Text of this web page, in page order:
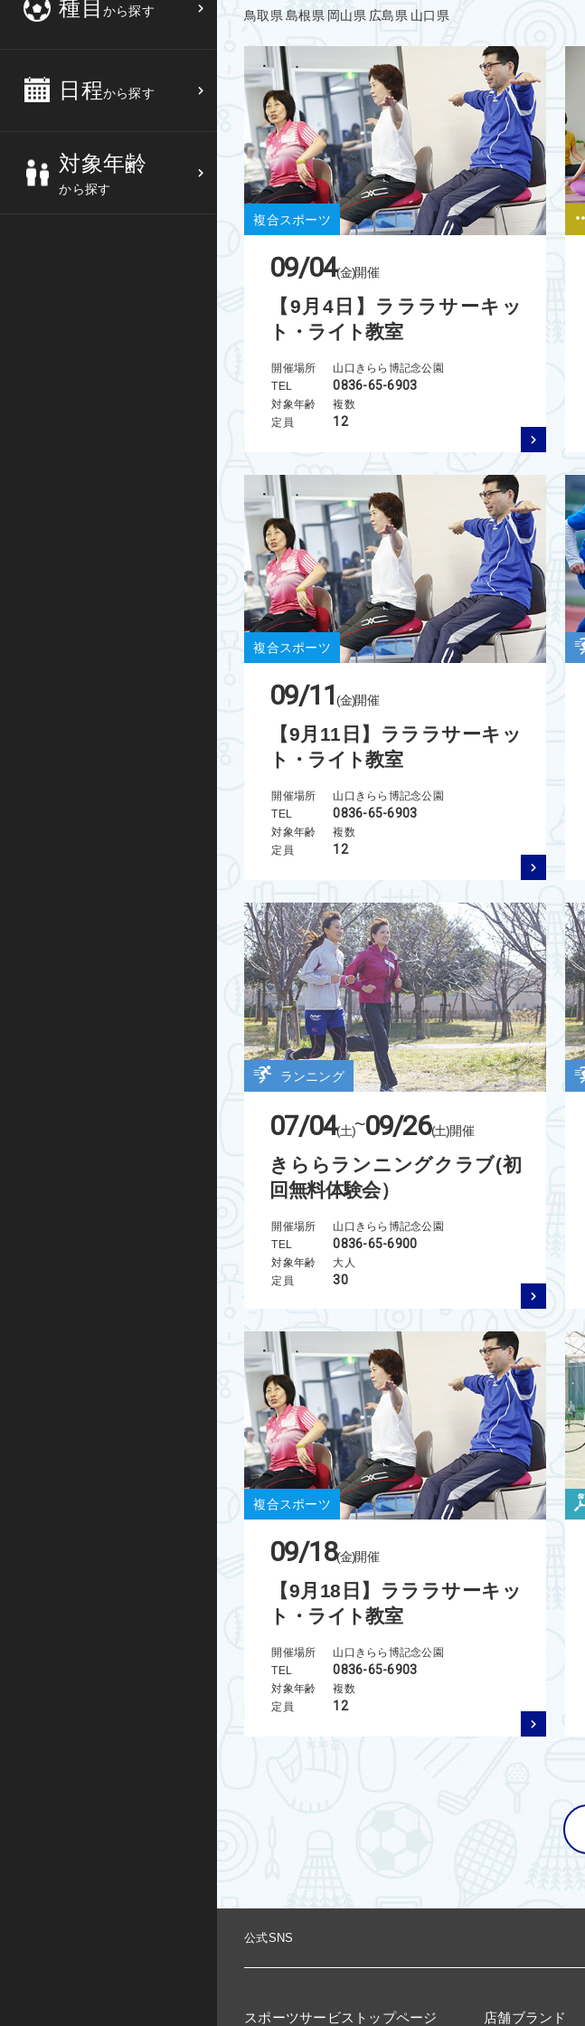
近畿
四国
種目 から探す
レーボール
フトテニス
日程から探す
4
11
25 26 27
対象年齢
から探す
鳥取県 島根県 岡山県 広島県 山口県
複合スポーツ
09/04(金)開催
【9月4日】ラララサーキッ
ト・ライト教室
開催場所
山口きらら博記念公園
TEL
0836-65-6903
対象年齢
複数
定員
12
複合スポーツ
09/11 (金)開催
【9月11日】ラララサーキッ
ト・ライト教室
開催場所
山口きらら博記念公園
TEL
0836-65-6903
対象年齢
複数
定員
12
ランニング
07/04(土)~09/26(土)開催
きららランニングクラブ(初
回無料体験会）
開催場所
山口きらら博記念公園
TEL
0836-65-6900
対象年齢
大人
定員
30
複合スポーツ
09/18(金)開催
【9月18日】ラララサーキッ
ト・ライト教室
開催場所
山口きらら博記念公園
TEL
0836-65-6903
対象年齢
複数
定員
12
公式SNS
スポーツサービストップページ 店舗ブランド